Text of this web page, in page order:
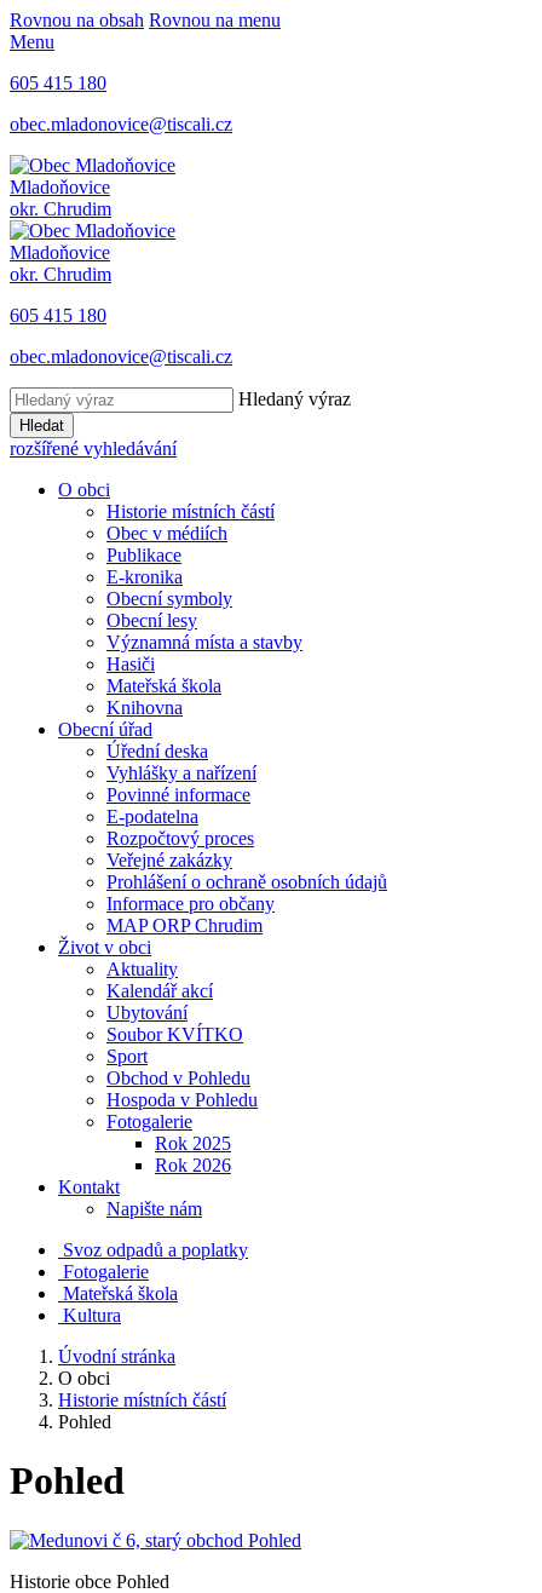
Rovnou na obsah Rovnou na menu
Menu
605 415 180
obec.mladonovice@tiscali.cz
Mladoňovice
okr. Chrudim
Mladoňovice
okr. Chrudim
605 415 180
obec.mladonovice@tiscali.cz
Hledaný výraz
Hledat
rozšířené vyhledávání
O obci
Historie místních částí
Obec v médiích
Publikace
E-kronika
Obecní symboly
Obecní lesy
Významná místa a stavby
Hasiči
Mateřská škola
Knihovna
Obecní úřad
Úřední deska
Vyhlášky a nařízení
Povinné informace
E-podatelna
Rozpočtový proces
Veřejné zakázky
Prohlášení o ochraně osobních údajů
Informace pro občany
MAP ORP Chrudim
Život v obci
Aktuality
Kalendář akcí
Ubytování
Soubor KVÍTKO
Sport
Obchod v Pohledu
Hospoda v Pohledu
Fotogalerie
Rok 2025
Rok 2026
Kontakt
Napište nám
Svoz odpadů a poplatky
Fotogalerie
Mateřská škola
Kultura
Úvodní stránka
O obci
Historie místních částí
Pohled
Pohled
Historie obce Pohled